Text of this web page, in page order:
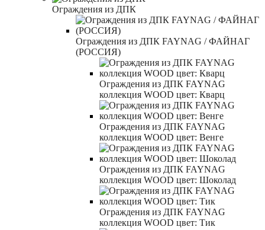
Ограждения из ДПК
Ограждения из ДПК FAYNAG / ФАЙНАГ
(РОССИЯ)
Ограждения из ДПК FAYNAG
коллекция WOOD цвет: Кварц
Ограждения из ДПК FAYNAG
коллекция WOOD цвет: Венге
Ограждения из ДПК FAYNAG
коллекция WOOD цвет: Шоколад
Ограждения из ДПК FAYNAG
коллекция WOOD цвет: Тик